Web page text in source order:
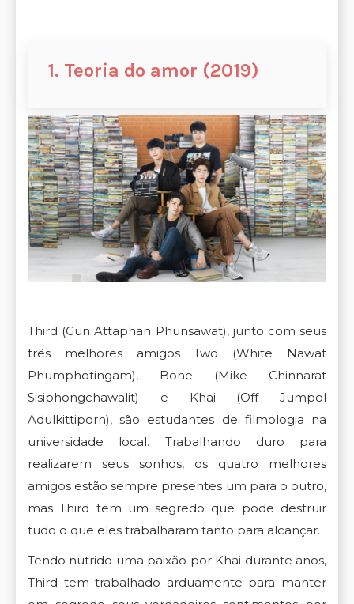
1. Teoria do amor (2019)
Third (Gun Attaphan Phunsawat), junto com seus
três melhores amigos Two (White Nawat
Phumphotingam), Bone (Mike Chinnarat
Sisiphongchawalit) e Khai (Off Jumpol
Adulkittiporn), são estudantes de filmologia na
universidade local. Trabalhando duro para
realizarem seus sonhos, os quatro melhores
amigos estão sempre presentes um para o outro,
mas Third tem um segredo que pode destruir
tudo o que eles trabalharam tanto para alcançar.
Tendo nutrido uma paixão por Khai durante anos,
Third tem trabalhado arduamente para manter